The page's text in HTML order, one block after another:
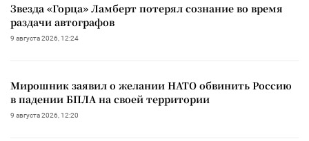
Звезда «Горца» Ламберт потерял сознание во время
раздачи автографов
9 августа 2026, 12:24
Мирошник заявил о желании НАТО обвинить Россию
в падении БПЛА на своей территории
9 августа 2026, 12:20